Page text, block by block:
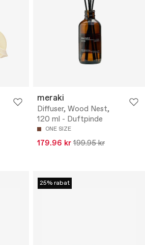
meraki
Diffuser, Wood Nest,
120 ml - Duftpinde
ONE SIZE
179.96 kr 199.95 kr
25% rabat